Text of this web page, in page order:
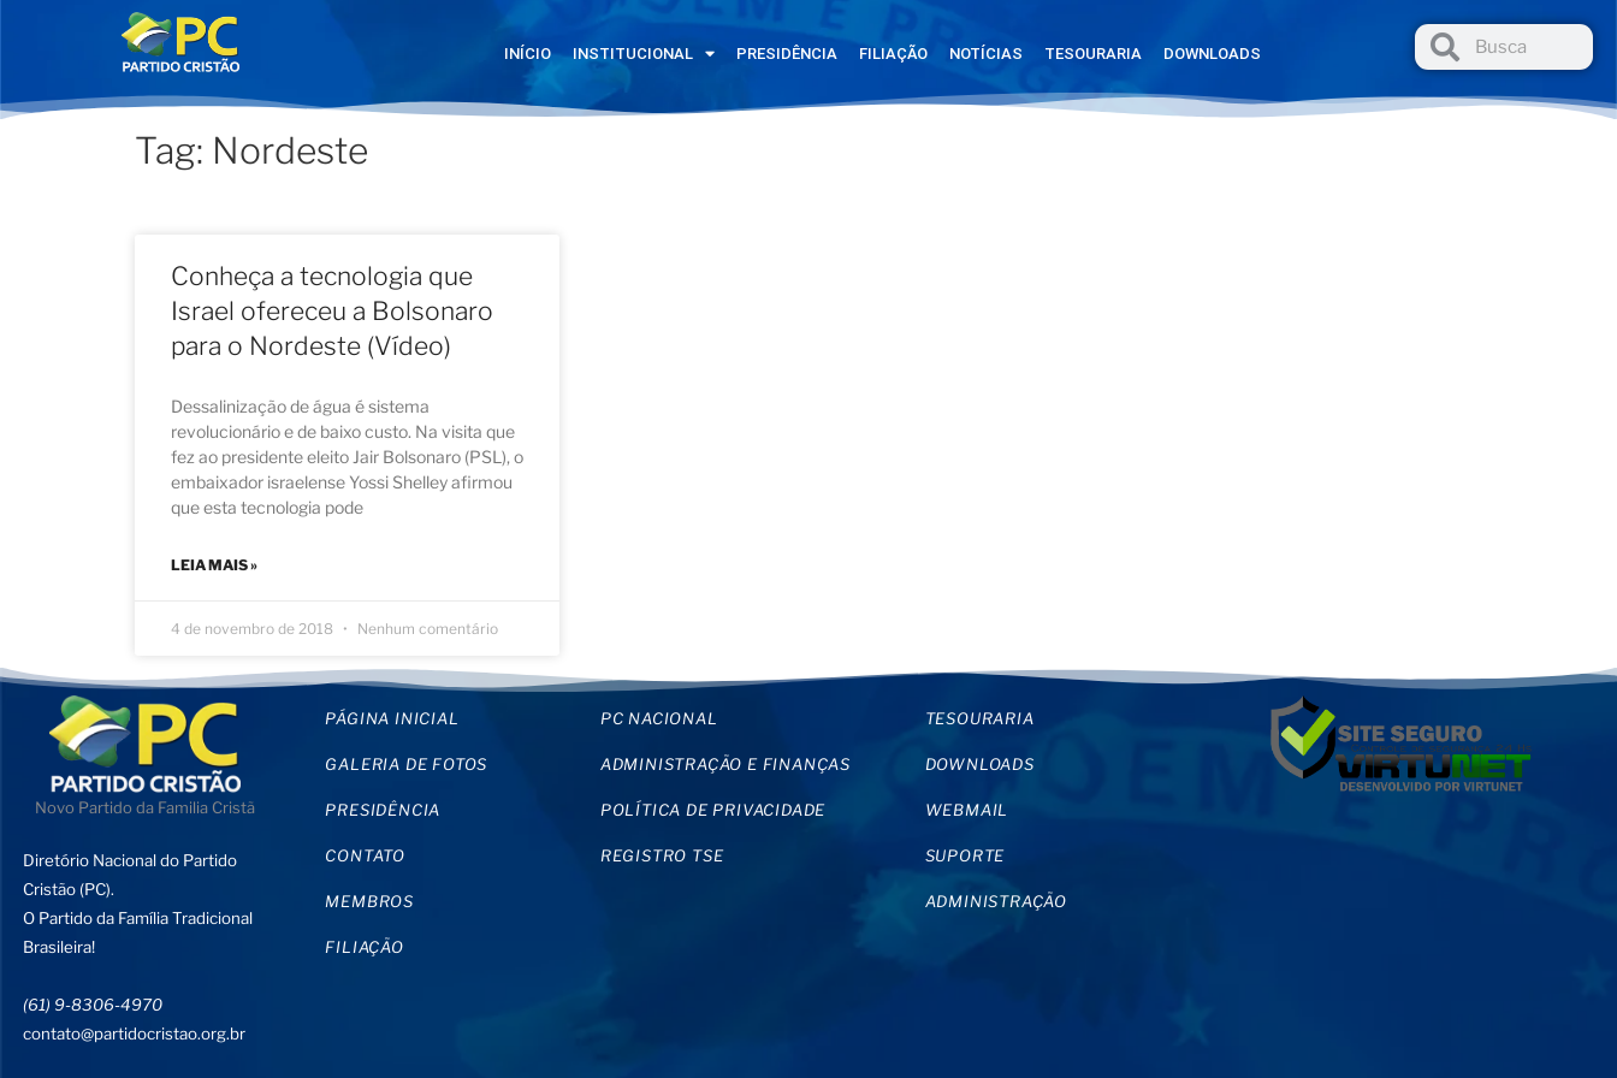
INÍCIO INSTITUCIONAL PRESIDÊNCIA FILIAÇÃO NOTÍCIAS TESOURARIA DOWNLOADS
Tag: Nordeste
Conheça a tecnologia que
Israel ofereceu a Bolsonaro
para o Nordeste (Vídeo)
Dessalinização de água é sistema
revolucionário e de baixo custo. Na visita que
fez ao presidente eleito Jair Bolsonaro (PSL), o
embaixador israelense Yossi Shelley afirmou
que esta tecnologia pode
LEIA MAIS »
4 de novembro de 2018 Nenhum comentário
Novo Partido da Familia Cristã
Diretório Nacional do Partido
Cristão (PC).
O Partido da Família Tradicional
Brasileira!
(61) 9-8306-4970
contato@partidocristao.org.br
PÁGINA INICIAL
GALERIA DE FOTOS
PRESIDÊNCIA
CONTATO
MEMBROS
FILIAÇÃO
PC NACIONAL
ADMINISTRAÇÃO E FINANÇAS
POLÍTICA DE PRIVACIDADE
REGISTRO TSE
TESOURARIA
DOWNLOADS
WEBMAIL
SUPORTE
ADMINISTRAÇÃO